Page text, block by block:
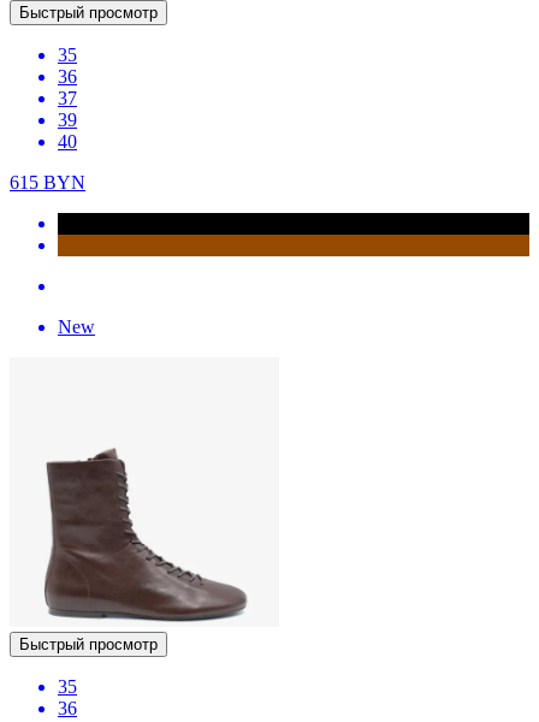
Быстрый просмотр
35
36
37
39
40
615 BYN
New
Быстрый просмотр
35
36